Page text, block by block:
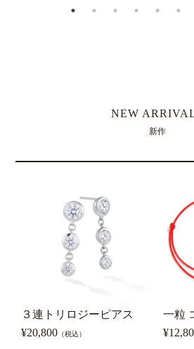
NEW
新作
３連トリロジーピアス
¥20,800 （税込）
一粒
¥